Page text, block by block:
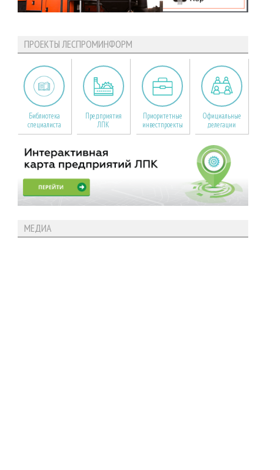
ПРОЕКТЫ ЛЕСПРОМИНФОРМ
Библиотека
специалиста
Предприятия
ЛПК
Приоритетные
инвестпроекты
Официальные
делегации
МЕДИА